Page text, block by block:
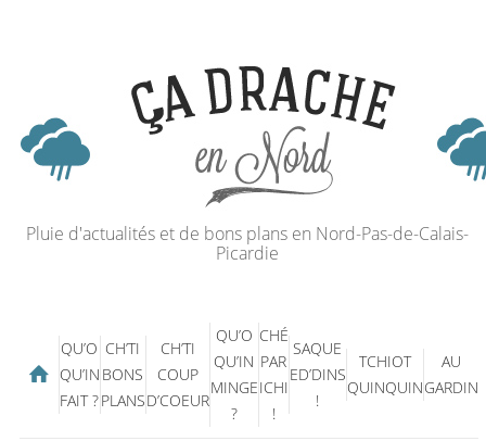
Pluie d'actualités et de bons plans en Nord-Pas-de-Calais-
Picardie
QU’O
QU’IN
FAIT ?
CH’TI
BONS
PLANS
CH’TI
COUP
D’COEUR
QU’O
QU’IN
MINGE
?
CHÉ
PAR
ICHI
!
SAQUE
ED’DINS
!
TCHIOT
QUINQUIN
AU
GARDIN